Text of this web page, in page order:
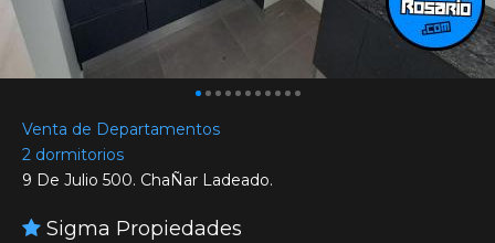
Venta de Departamentos
2 dormitorios
9 De Julio 500. ChaÑar Ladeado.
Sigma Propiedades